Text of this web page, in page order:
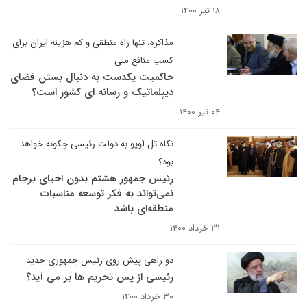
۱۸ تیر ۱۴۰۰
مذاکره، تنها راه منطقی و کم هزینه ایران برای
کسب منافع ملی
حاکمیت یکدست به دنبال بستن فضای
دیپلماتیک و رسانه ای کشور است؟
۰۴ تیر ۱۴۰۰
نگاه تل آویو به دولت رئیسی چگونه خواهد
بود؟
رئیس جمهور هشتم بدون احیای برجام
نمی‌تواند به فکر توسعه مناسبات
منطقه‌ای باشد
۳۱ خرداد ۱۴۰۰
دو راهی پیش روی رئیس جمهوری جدید
رئیسی از پس تحریم ها بر می آید؟
۳۰ خرداد ۱۴۰۰